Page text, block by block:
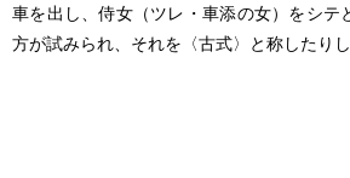
車を出し、侍女（ツレ・車添の女）をシテ
方が試みられ、それを〈古式〉と称したりし